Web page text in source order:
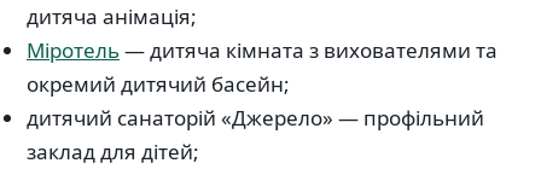
дитяча анімація;
Міротель— дитяча кімната з вихователями та
окремий дитячий басейн;
дитячий санаторій «Джерело» — профільний
заклад для дітей;